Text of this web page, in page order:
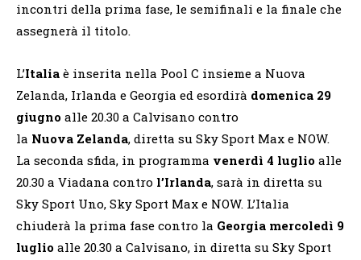
incontri della prima fase, le semifinali e la finale che
assegnerà il titolo.
L’Italia è inserita nella Pool C insieme a Nuova
Zelanda, Irlanda e Georgia ed esordirà domenica 29
giugno alle 20.30 a Calvisano contro
la Nuova Zelanda, diretta su Sky Sport Max e NOW.
La seconda sfida, in programma venerdì 4 luglio alle
20.30 a Viadana contro l’Irlanda, sarà in diretta su
Sky Sport Uno, Sky Sport Max e NOW. L’Italia
chiuderà la prima fase contro la Georgia mercoledì 9
luglio alle 20.30 a Calvisano, in diretta su Sky Sport